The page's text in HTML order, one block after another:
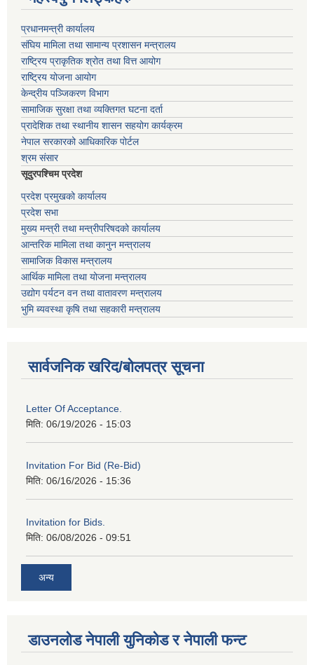
प्रधानमन्त्री कार्यालय
संघिय मामिला तथा सामान्य प्रशासन मन्त्रालय
राष्ट्रिय प्राकृतिक श्रोत तथा वित्त आयोग
राष्ट्रिय योजना आयोग
केन्द्रीय पञ्जिकरण विभाग
सामाजिक सुरक्षा तथा व्यक्तिगत घटना दर्ता
प्रादेशिक तथा स्थानीय शासन सहयोग कार्यक्रम
नेपाल सरकारको आधिकारिक पोर्टल
श्रम संसार
सूदुरपश्चिम प्रदेश
प्रदेश प्रमुखको कार्यालय
प्रदेश सभा
मुख्य मन्त्री तथा मन्त्रीपरिषदको कार्यालय
आन्तरिक मामिला तथा कानुन मन्त्रालय
सामाजिक विकास मन्त्रालय
आर्थिक मामिला तथा योजना मन्त्रालय
उद्योग पर्यटन वन तथा वातावरण मन्त्रालय
भुमि ब्यवस्था कृषि तथा सहकारी मन्त्रालय
सार्वजनिक खरिद/बोलपत्र सूचना
Letter Of Acceptance.
मिति: 06/19/2026 - 15:03
Invitation For Bid (Re-Bid)
मिति: 06/16/2026 - 15:36
Invitation for Bids.
मिति: 06/08/2026 - 09:51
अन्य
डाउनलोड नेपाली युनिकोड र नेपाली फन्ट